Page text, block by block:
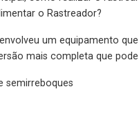
o Rastreador?
um equipamento
mais completa que pode
semirreboques